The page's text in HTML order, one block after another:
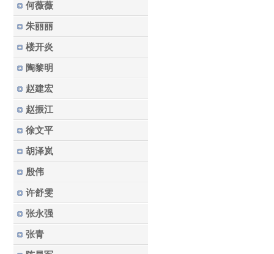
何薇薇
朱丽丽
楼开炎
陶黎明
赵建宏
赵振江
徐文平
胡泽岚
殷伟
许舒雯
张永强
张青